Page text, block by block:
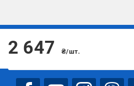
2 647 ₴/шт.
Підписуйтесь, щоб дізнаватись